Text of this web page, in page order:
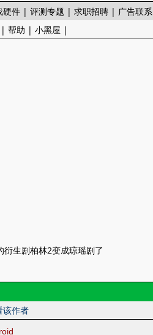
硬件 |评测专题 |求职招聘 | 广告联系
|帮助 |小黑屋 |
生剧柏林2变成琼瑶剧了
该作者